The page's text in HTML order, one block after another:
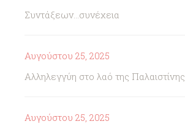
Συντάξεων...συνέχεια
Αυγούστου 25, 2025
Αλληλεγγύη στο λαό της Παλαιστίνης
Αυγούστου 25, 2025